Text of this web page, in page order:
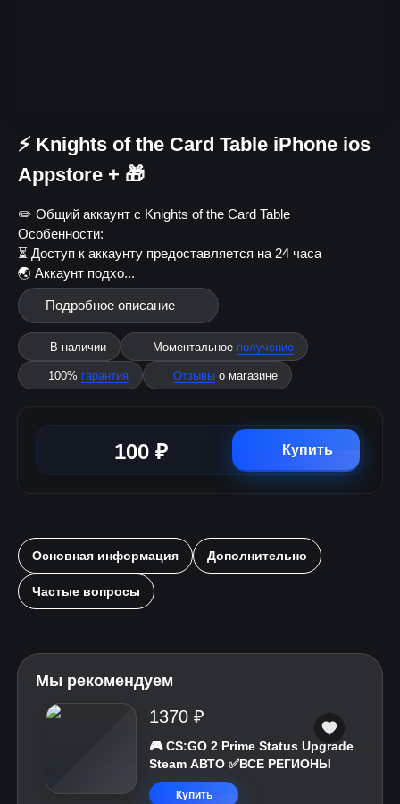
⚡️ Knights of the Card Table iPhone ios
Appstore + 🎁
✏️ Общий аккаунт с Knights of the Card Table
Особенности:
⏳ Доступ к аккаунту предоставляется на 24 часа
🌏 Аккаунт подхо...
Подробное описание
В наличии Моментальное получение
100% гарантия Отзывы о магазине
100 ₽ Купить
Основная информация Дополнительно
Частые вопросы
Мы рекомендуем
1370 ₽
🎮 CS:GO 2 Prime Status Upgrade
Steam АВТО ✅ВСЕ РЕГИОНЫ
Купить